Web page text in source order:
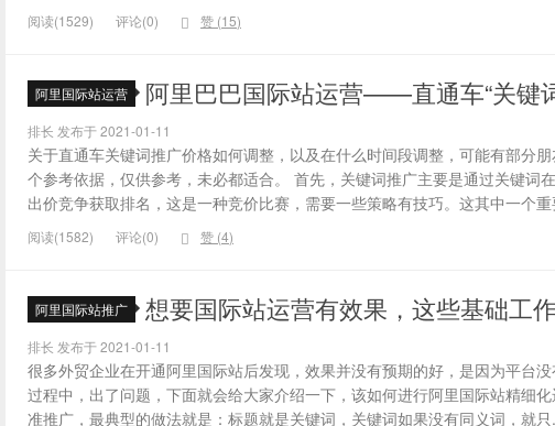
阅读(1529) 评论(0) 赞 (15)
阿里国际站运营 阿里巴巴国际站运营——直通车“关键
排长 发布于 2021-01-11
关于直通车关键词推广价格如何调整，以及在什么时间段调整，可能有部分
个参考依据，仅供参考，未必都适合。 首先，关键词推广主要是通过关键词
出价竞争获取排名，这是一种竞价比赛，需要一些策略有技巧。这其中一个
阅读(1582) 评论(0) 赞 (4)
阿里国际站推广 想要国际站运营有效果，这些基础工
排长 发布于 2021-01-11
很多外贸企业在开通阿里国际站后发现，效果并没有预期的好，是因为平台
过程中，出了问题，下面就会给大家介绍一下，该如何进行阿里国际站精细
准推广，最典型的做法就是：标题就是关键词，关键词如果没有同义词，就只